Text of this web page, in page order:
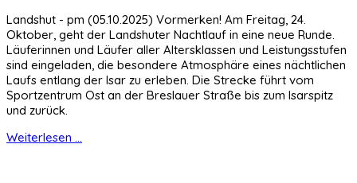
Landshut - pm (05.10.2025) Vormerken! Am Freitag, 24.
Oktober, geht der Landshuter Nachtlauf in eine neue Runde.
Läuferinnen und Läufer aller Altersklassen und Leistungsstufen
sind eingeladen, die besondere Atmosphäre eines nächtlichen
Laufs entlang der Isar zu erleben. Die Strecke führt vom
Sportzentrum Ost an der Breslauer Straße bis zum Isarspitz
und zurück.
Weiterlesen ...